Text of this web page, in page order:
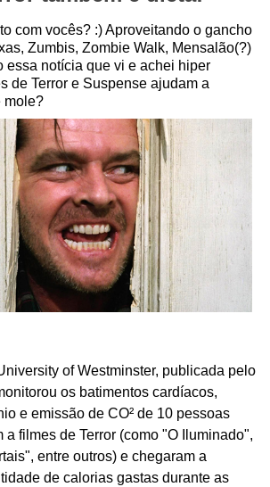
com vocês? :) Aproveitando o gancho
Zumbis, Zombie Walk, Mensalão(?)
essa notícia que vi e achei hiper
de Terror e Suspense ajudam a
mole?
of Westminster, publicada pelo
os batimentos cardíacos,
e emissão de CO² de 10 pessoas
a filmes de Terror (como "O Iluminado",
entre outros) e chegaram a
de calorias gastas durante as